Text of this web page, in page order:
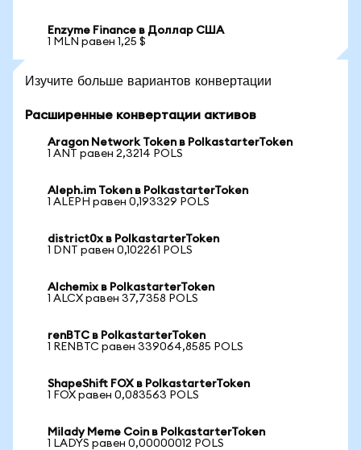
Enzyme Finance в Доллар США
1 MLN равен 1,25 $
Изучите больше вариантов конвертации
Расширенные конвертации активов
Aragon Network Token в PolkastarterToken
1 ANT равен 2,3214 POLS
Aleph.im Token в PolkastarterToken
1 ALEPH равен 0,193329 POLS
district0x в PolkastarterToken
1 DNT равен 0,102261 POLS
Alchemix в PolkastarterToken
1 ALCX равен 37,7358 POLS
renBTC в PolkastarterToken
1 RENBTC равен 339064,8585 POLS
ShapeShift FOX в PolkastarterToken
1 FOX равен 0,083563 POLS
Milady Meme Coin в PolkastarterToken
1 LADYS равен 0,00000012 POLS